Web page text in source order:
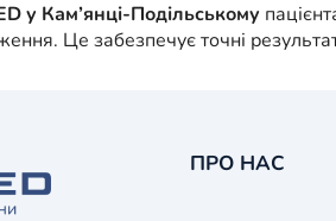
у Кам’янці-Подільському
Це забезпечує точні
ПРО НАС